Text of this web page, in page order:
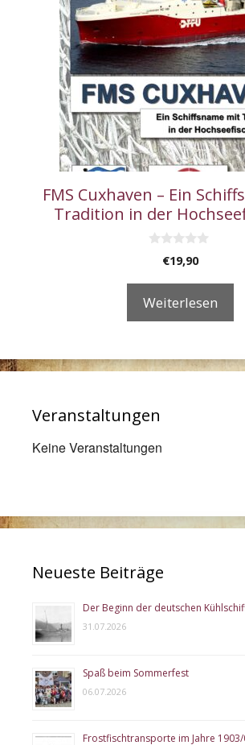
FMS Cuxhaven – Ein
Tradition in der
5
€19,90
Weiterlesen
Veranstaltungen
Keine Veranstaltungen
Neueste Beiträge
Der Beginn der deutschen
31.07.2026
Spaß beim Sommerfest
06.07.2026
Frostfischtransporte im Jahre